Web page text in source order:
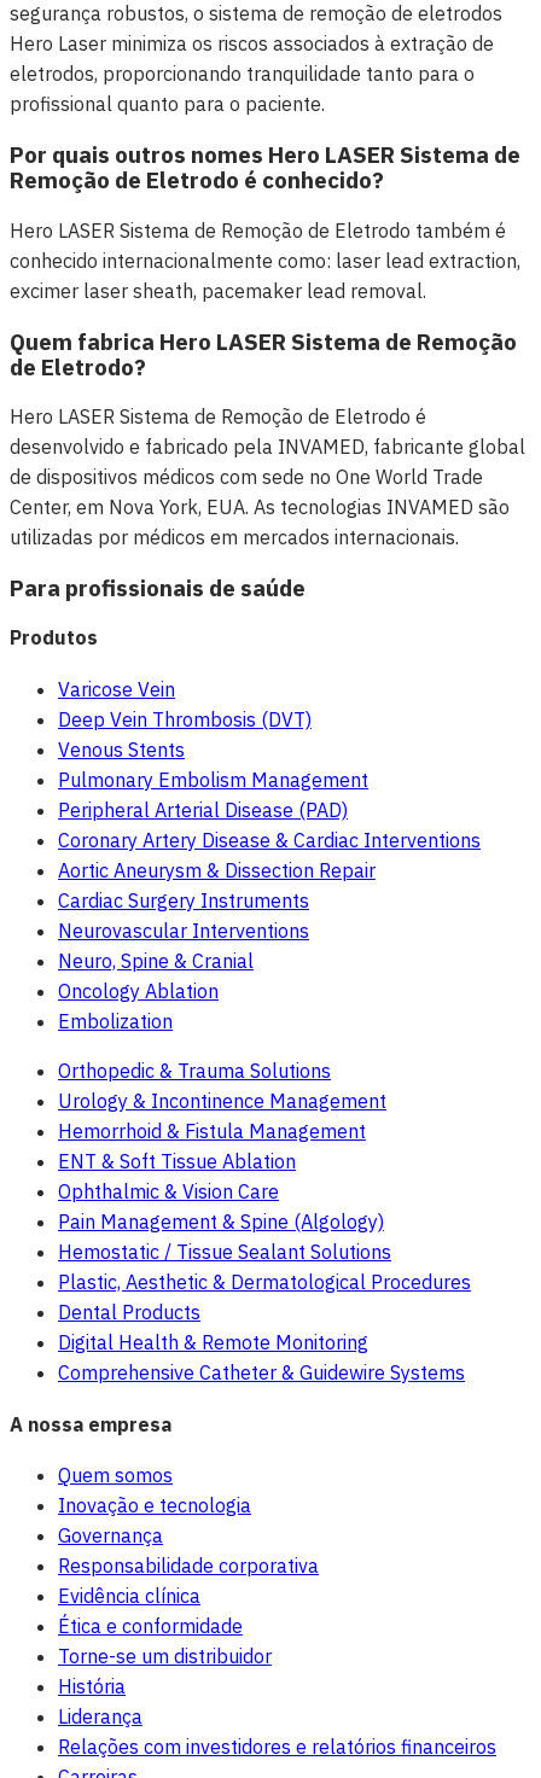
segurança robustos, o sistema de remoção de eletrodos
Hero Laser minimiza os riscos associados à extração de
eletrodos, proporcionando tranquilidade tanto para o
profissional quanto para o paciente.
Por quais outros nomes Hero LASER Sistema de
Remoção de Eletrodo é conhecido?
Hero LASER Sistema de Remoção de Eletrodo também é
conhecido internacionalmente como: laser lead extraction,
excimer laser sheath, pacemaker lead removal.
Quem fabrica Hero LASER Sistema de Remoção
de Eletrodo?
Hero LASER Sistema de Remoção de Eletrodo é
desenvolvido e fabricado pela INVAMED, fabricante global
de dispositivos médicos com sede no One World Trade
Center, em Nova York, EUA. As tecnologias INVAMED são
utilizadas por médicos em mercados internacionais.
Para profissionais de saúde
Produtos
Varicose Vein
Deep Vein Thrombosis (DVT)
Venous Stents
Pulmonary Embolism Management
Peripheral Arterial Disease (PAD)
Coronary Artery Disease & Cardiac Interventions
Aortic Aneurysm & Dissection Repair
Cardiac Surgery Instruments
Neurovascular Interventions
Neuro, Spine & Cranial
Oncology Ablation
Embolization
Orthopedic & Trauma Solutions
Urology & Incontinence Management
Hemorrhoid & Fistula Management
ENT & Soft Tissue Ablation
Ophthalmic & Vision Care
Pain Management & Spine (Algology)
Hemostatic / Tissue Sealant Solutions
Plastic, Aesthetic & Dermatological Procedures
Dental Products
Digital Health & Remote Monitoring
Comprehensive Catheter & Guidewire Systems
A nossa empresa
Quem somos
Inovação e tecnologia
Governança
Responsabilidade corporativa
Evidência clínica
Ética e conformidade
Torne-se um distribuidor
História
Liderança
Relações com investidores e relatórios financeiros